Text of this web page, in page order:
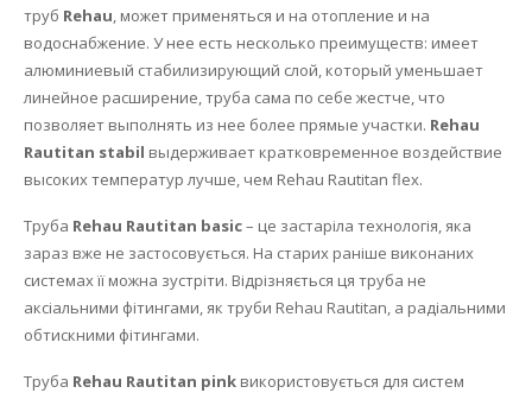
труб Rehau, может применяться и на отопление и на
водоснабжение. У нее есть несколько преимуществ: имеет
алюминиевый стабилизирующий слой, который уменьшает
линейное расширение, труба сама по себе жестче, что
позволяет выполнять из нее более прямые участки. Rehau
Rautitan stabil выдерживает кратковременное воздействие
высоких температур лучше, чем Rehau Rautitan flex.
Труба Rehau Rautitan basic– це застаріла технологія, яка
зараз вже не застосовується. На старих раніше виконаних
системах її можна зустріти. Відрізняється ця труба не
аксіальними фітингами, як труби Rehau Rautitan, а радіальними
обтискними фітингами.
Труба Rehau Rautitan pink використовується для систем